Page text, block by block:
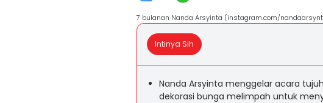
7 bulanan Nanda Arsyinta (instagram.com/
Intinya Sih
Nanda Arsyinta menggelar acara
dekorasi bunga melimpah untuk